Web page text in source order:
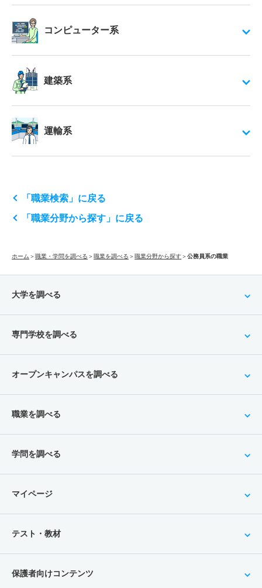
コンピューター系
建築系
運輸系
「職業検索」に戻る
「職業分野から探す」に戻る
ホーム ＞職業・学問を調べる ＞職業を調べる ＞職業分野から探す＞公務員系の職業
大学を調べる
専門学校を調べる
オープンキャンパスを調べる
職業を調べる
学問を調べる
マイページ
テスト・教材
保護者向けコンテンツ